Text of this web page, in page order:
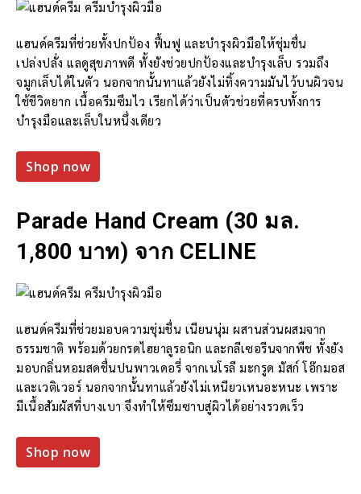
แฮนด์ครีมที่ช่วยทั้งปกป้อง ฟื้นฟู และบำรุงผิวมือให้ชุ่มชื่น
เปล่งปลั่ง แลดูสุขภาพดี ทั้งยังช่วยปกป้องและบำรุงเล็บ รวมถึง
จมูกเล็บได้ในตัว นอกจากนั้นทาแล้วยังไม่ทิ้งความมันไว้บนผิวจน
ใช้ชีวิตยาก เนื้อครีมซึมไว เรียกได้ว่าเป็นตัวช่วยที่ครบทั้งการ
บำรุงมือและเล็บในหนึ่งเดียว
Shop now
Parade Hand Cream (30 มล.
1,800 บาท) จาก CELINE
แฮนด์ครีมที่ช่วยมอบความชุ่มชื่น เนียนนุ่ม ผสานส่วนผสมจาก
ธรรมชาติ พร้อมด้วยกรดไฮยาลูรอนิก และกลีเซอรีนจากพืช ทั้งยัง
มอบกลิ่นหอมสดชื่นปนพาวเดอรี่ จากเนโรลี มะกรูด มัสก์ โอ๊กมอส
และเวติเวอร์ นอกจากนั้นทาแล้วยังไม่เหนียวเหนอะหนะ เพราะ
มีเนื้อสัมผัสที่บางเบา จึงทำให้ซึมซาบสู่ผิวได้อย่างรวดเร็ว
Shop now